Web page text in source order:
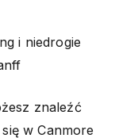
i niedrogie
znaleźć
w Canmore